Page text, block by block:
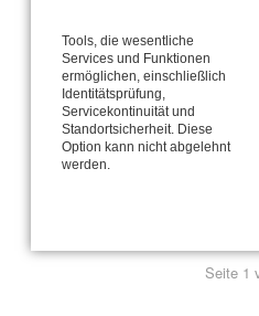
Hauptsache bewegen?
Schreibtisch-Arbeit? Kann toll
Veränderung braucht Klarheit -
Seite 1
Tools, die wesentliche
Services und Funktionen
ermöglichen, einschließlich
Identitätsprüfung,
Servicekontinuität und
Standortsicherheit. Diese
Option kann nicht abgelehnt
werden.